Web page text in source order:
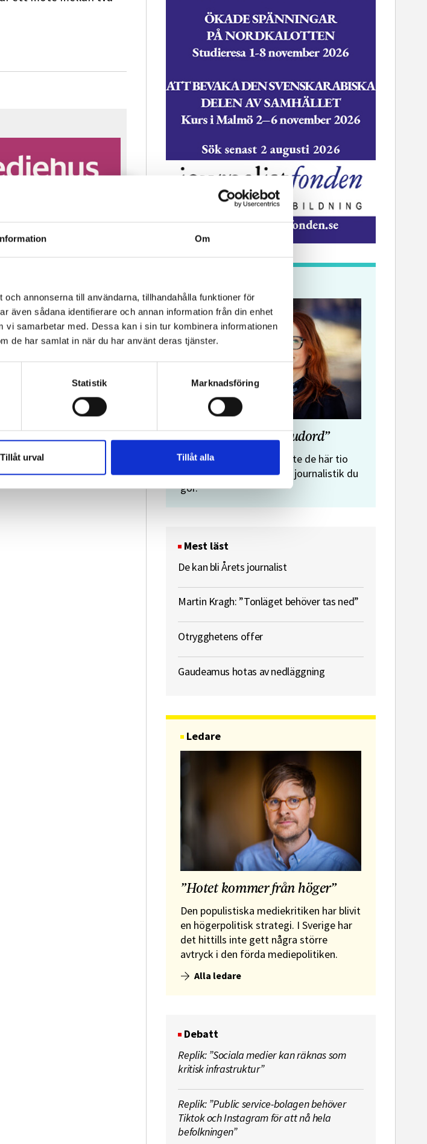
Om
annonserna till användarna, tillhandahålla funktioner för
även sådana identifierare och annan information från din enhet
samarbetar med. Dessa kan i sin tur kombinera informationen
de har samlat in när du har använt deras tjänster.
Statistik Marknadsföring
Tillåt urval Tillåt alla
”Journalistens tio budord”
Malin Crona:
Följer du inte de här tio
budorden? Då är det inte journalistik du
gör.
Mest läst
De kan bli Årets journalist
Martin Kragh: ”Tonläget behöver tas ned”
Otrygghetens offer
Gaudeamus hotas av nedläggning
Ledare
”Hotet kommer från höger”
Den populistiska mediekritiken har blivit
en högerpolitisk strategi. I Sverige har
det hittills inte gett några större
avtryck i den förda mediepolitiken.
Alla ledare
Debatt
Replik: ”Sociala medier kan räknas som
kritisk infrastruktur”
Replik: ”Public service-bolagen behöver
Tiktok och Instagram för att nå hela
befolkningen”